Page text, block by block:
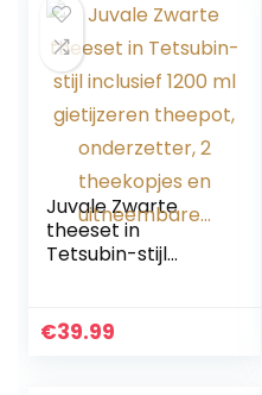
Juvale Zwarte
theeset in
Tetsubin-stijl
theepot,
€39.99